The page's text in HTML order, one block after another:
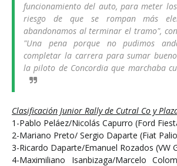
funcionamiento del auto, para meter
riesgo de que se rompan más
abandonamos al terminar el tramo",
"Una pena porque no pudimos
completar la carrera para sumar
la piloto de Concordia que marchaba
Clasificación Junior Rally de Cutral Co y
1-Pablo Peláez/Nicolás Capurro (Ford
2-Mariano Preto/ Sergio Daparte (Fiat
3-Ricardo Daparte/Emanuel Rozados (VW
4-Maximiliano Isanbizaga/Marcelo